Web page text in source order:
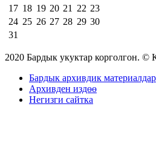
17 18 19 20 21 22 23
24 25 26 27 28 29 30
31
2020 Бардык укуктар корголгон.
Бардык архивдик материалдар
Архивден издөө
Негизги сайтка